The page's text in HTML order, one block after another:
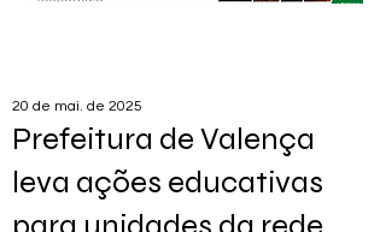
Prefeitura de Valença
leva ações educativas
20 de mai. de 2025